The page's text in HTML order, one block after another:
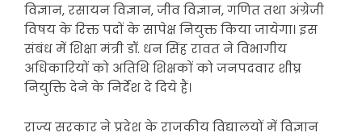
विज्ञान, रसायन विज्ञान, जीव विज्ञान, गणित तथा अंग्रेजी
विषय के रिक्त पदों के सापेक्ष नियुक्त किया जायेगा। इस
संबंध में शिक्षा मंत्री डॉ. धन सिंह रावत ने विभागीय
अधिकारियों को अतिथि शिक्षकों को जनपदवार शीघ्र
नियुक्ति देने के निर्देश दे दिये हैं।
राज्य सरकार ने प्रदेश के राजकीय विद्यालयों में विज्ञान